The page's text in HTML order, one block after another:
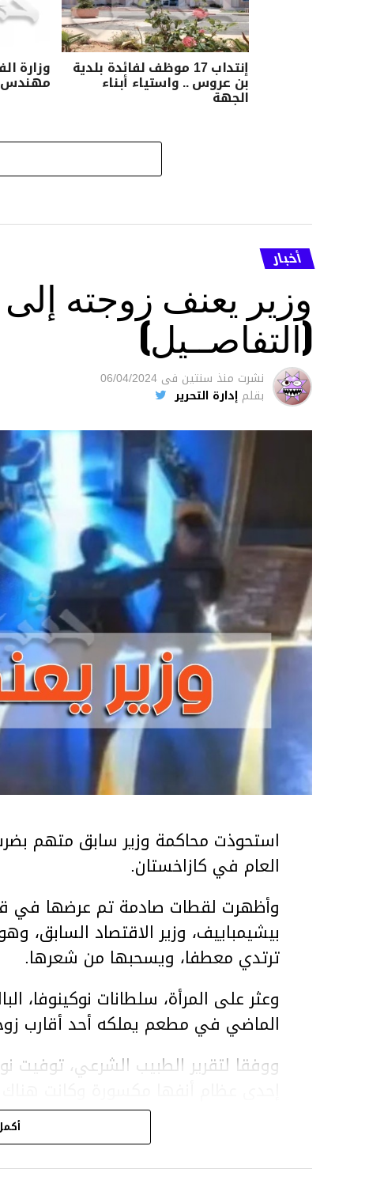
إنتداب 17 موظف لفائدة بلدية
بن عروس .. واستياء أبناء
الجهة
مهندس
أخبار
وزير يعنف زوجته
(التفاصــيل)
نشرت منذ سنتين فى 06/04/2024
بقلم إدارة التحرير
استحوذت محاكمة وزير سابق متهم
العام في كازاخستان.
وأظهرت لقطات صادمة تم عرضها في
بيشيمباييف، وزير الاقتصاد السابق،
ترتدي معطفا، ويسحبها من شعرها.
الماضي في مطعم يملكه أحد أقارب
ووفقا لتقرير الطبيب الشرعي، توفيت